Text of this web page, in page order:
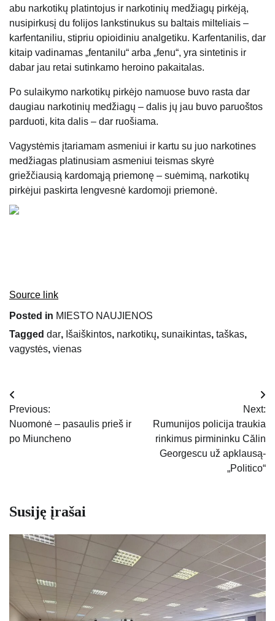
abu narkotikų platintojus ir narkotinių medžiagų pirkėją,
nusipirkusį du folijos lankstinukus su baltais milteliais –
karfentaniliu, stipriu opioidiniu analgetiku. Karfentanilis, dar
kitaip vadinamas „fentanilu“ arba „fenu“, yra sintetinis ir
dabar jau retai sutinkamo heroino pakaitalas.
Po sulaikymo narkotikų pirkėjo namuose buvo rasta dar
daugiau narkotinių medžiagų – dalis jų jau buvo paruoštos
parduoti, kita dalis – dar ruošiama.
Vagystėmis įtariamam asmeniui ir kartu su juo narkotines
medžiagas platinusiam asmeniui teismas skyrė
griežčiausią kardomąją priemonę – suėmimą, narkotikų
pirkėjui paskirta lengvesnė kardomoji priemonė.
Source link
Posted in MIESTO NAUJIENOS
Tagged dar, Išaiškintos, narkotikų, sunaikintas, taškas,
vagystės, vienas
Navigacija
tarp
įrašų
Previous:
Nuomonė – pasaulis prieš ir
po Miuncheno
Next:
Rumunijos policija traukia
rinkimus pirmininku Călin
Georgescu už apklausą-
„Politico“
Susiję įrašai